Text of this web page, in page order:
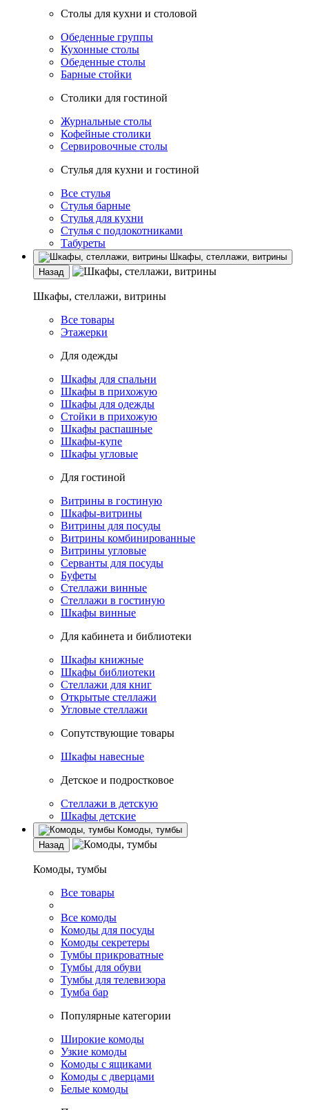
Столы для кухни и столовой
Обеденные группы
Кухонные столы
Обеденные столы
Барные стойки
Столики для гостиной
Журнальные столы
Кофейные столики
Сервировочные столы
Стулья для кухни и гостиной
Все стулья
Стулья барные
Стулья для кухни
Стулья с подлокотниками
Табуреты
Шкафы, стеллажи, витрины
Назад
Шкафы, стеллажи, витрины
Все товары
Этажерки
Для одежды
Шкафы для спальни
Шкафы в прихожую
Шкафы для одежды
Стойки в прихожую
Шкафы распашные
Шкафы-купе
Шкафы угловые
Для гостиной
Витрины в гостиную
Шкафы-витрины
Витрины для посуды
Витрины комбинированные
Витрины угловые
Серванты для посуды
Буфеты
Стеллажи винные
Стеллажи в гостиную
Шкафы винные
Для кабинета и библиотеки
Шкафы книжные
Шкафы библиотеки
Стеллажи для книг
Открытые стеллажи
Угловые стеллажи
Сопутствующие товары
Шкафы навесные
Детское и подростковое
Стеллажи в детскую
Шкафы детские
Комоды, тумбы
Назад
Комоды, тумбы
Все товары
Все комоды
Комоды для посуды
Комоды секретеры
Тумбы прикроватные
Тумбы для обуви
Тумбы для телевизора
Тумба бар
Популярные категории
Широкие комоды
Узкие комоды
Комоды с ящиками
Комоды с дверцами
Белые комоды